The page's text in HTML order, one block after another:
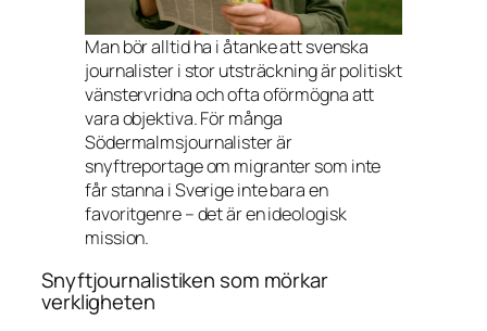
Man bör alltid ha i åtanke att svenska
journalister i stor utsträckning är politiskt
vänstervridna och ofta oförmögna att
vara objektiva. För många
Södermalmsjournalister är
snyftreportage om migranter som inte
får stanna i Sverige inte bara en
favoritgenre – det är en ideologisk
mission.
Snyftjournalistiken som mörkar
verkligheten